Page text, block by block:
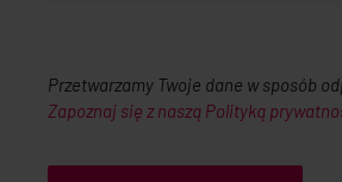
Przetwarzamy Twoje dane w sposób
Zapoznaj się z naszą Polityką